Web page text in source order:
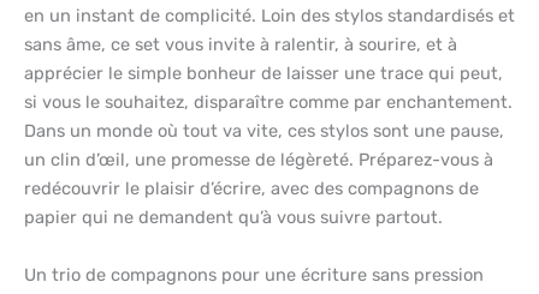
en un instant de complicité. Loin des stylos standardisés et
sans âme, ce set vous invite à ralentir, à sourire, et à
apprécier le simple bonheur de laisser une trace qui peut,
si vous le souhaitez, disparaître comme par enchantement.
Dans un monde où tout va vite, ces stylos sont une pause,
un clin d’œil, une promesse de légèreté. Préparez-vous à
redécouvrir le plaisir d’écrire, avec des compagnons de
papier qui ne demandent qu’à vous suivre partout.
Un trio de compagnons pour une écriture sans pression